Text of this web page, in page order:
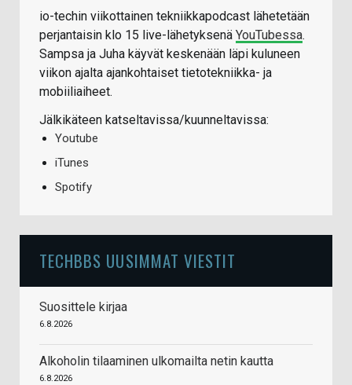
io-techin viikottainen tekniikkapodcast lähetetään
perjantaisin klo 15 live-lähetyksenä YouTubessa.
Sampsa ja Juha käyvät keskenään läpi kuluneen
viikon ajalta ajankohtaiset tietotekniikka- ja
mobiiliaiheet.
Jälkikäteen katseltavissa/kuunneltavissa:
Youtube
iTunes
Spotify
TECHBBS UUSIMMAT VIESTIT
Suosittele kirjaa
6.8.2026
Alkoholin tilaaminen ulkomailta netin kautta
6.8.2026